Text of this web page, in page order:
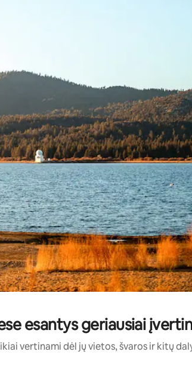
ir žemyn arba liesdami ir braukdami per
esantys geriausiai
vertinami dėl jų vietos, švaros ir kitų